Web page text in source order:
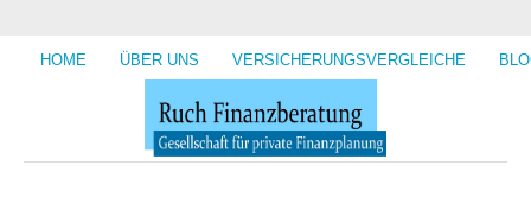
HOME ÜBER UNS VERSICHERUNGSVERGLEICHE